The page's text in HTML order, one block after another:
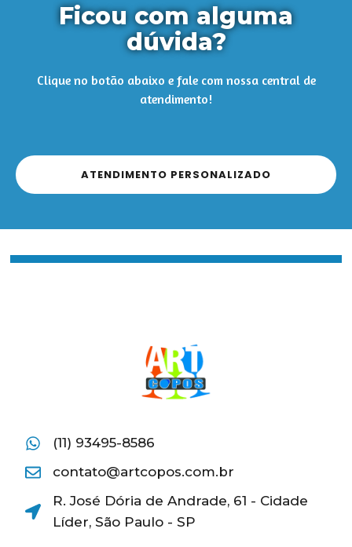
Ficou com alguma
dúvida?
Clique no botão abaixo e fale com nossa central de
atendimento!
ATENDIMENTO PERSONALIZADO
(11) 93495-8586
contato@artcopos.com.br
R. José Dória de Andrade, 61 - Cidade
Líder, São Paulo - SP